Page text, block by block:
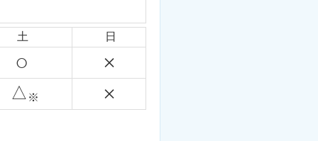
土 日
○ ×
△ ※ ×